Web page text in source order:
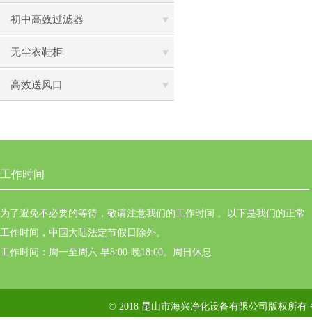
初中高效过滤器
无尘衣鞋柜
高效送风口
工作时间
为了避免不必要的等待，敬请注意我们的工作时间 。以下是我们的正常
工作时间，中国大陆法定节假日除外。
工作时间：周一至周六 早8:00-晚18:00。周日休息
© 2018 昆山市海兴净化设备有限公司版权所有